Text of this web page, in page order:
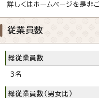
詳しくはホームページを是非
従業員数
総従業員数
3名
総従業員数（男女比）